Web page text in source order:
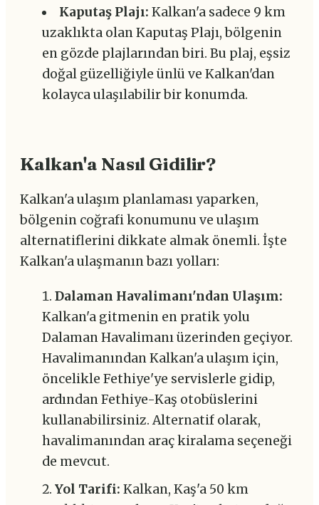
Kaputaş Plajı: Kalkan'a sadece 9 km
uzaklıkta olan Kaputaş Plajı, bölgenin
en gözde plajlarından biri. Bu plaj, eşsiz
doğal güzelliğiyle ünlü ve Kalkan'dan
kolayca ulaşılabilir bir konumda.
Kalkan'a Nasıl Gidilir?
Kalkan'a ulaşım planlaması yaparken,
bölgenin coğrafi konumunu ve ulaşım
alternatiflerini dikkate almak önemli. İşte
Kalkan'a ulaşmanın bazı yolları:
Dalaman Havalimanı'ndan Ulaşım:
Kalkan'a gitmenin en pratik yolu
Dalaman Havalimanı üzerinden geçiyor.
Havalimanından Kalkan'a ulaşım için,
öncelikle Fethiye'ye servislerle gidip,
ardından Fethiye-Kaş otobüslerini
kullanabilirsiniz. Alternatif olarak,
havalimanından araç kiralama seçeneği
de mevcut.
Yol Tarifi: Kalkan, Kaş'a 50 km